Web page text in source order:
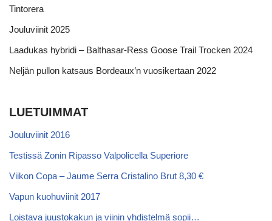
Tintorera
Jouluviinit 2025
Laadukas hybridi – Balthasar-Ress Goose Trail Trocken 2024
Neljän pullon katsaus Bordeaux’n vuosikertaan 2022
LUETUIMMAT
Jouluviinit 2016
Testissä Zonin Ripasso Valpolicella Superiore
Viikon Copa – Jaume Serra Cristalino Brut 8,30 €
Vapun kuohuviinit 2017
Loistava juustokakun ja viinin yhdistelmä sopii…